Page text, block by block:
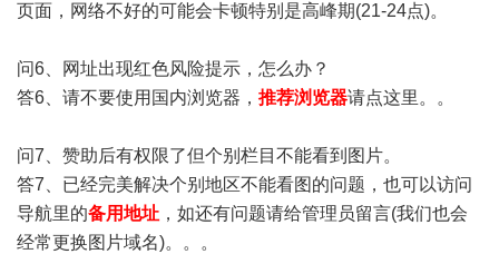
页面，网络不好的可能会卡顿特别是高峰期(21-24点)。
问6、网址出现红色风险提示，怎么办？
答6、请不要使用国内浏览器， 推荐浏览器请点这里。。
问7、赞助后有权限了但个别栏目不能看到图片。
答7、已经完美解决个别地区不能看图的问题，也可以访问
导航里的备用地址 ，如还有问题请给管理员留言(我们也会
经常更换图片域名)。。。